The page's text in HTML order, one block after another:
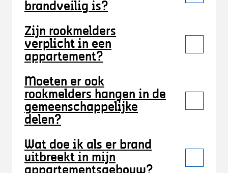
brandveilig is?
Zijn rookmelders
verplicht in een
appartement?
Moeten er ook
rookmelders hangen in de
gemeenschappelijke
delen?
Wat doe ik als er brand
uitbreekt in mijn
appartementsgebouw?